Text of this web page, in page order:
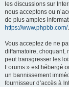
les discussions sur
nous acceptons ou
de plus amples
https://www.phpbb.com/.
Vous acceptez de ne
diffamatoire, choquant,
peut transgresser les
Forums » est hébergé
un bannissement
fournisseur d’accès à